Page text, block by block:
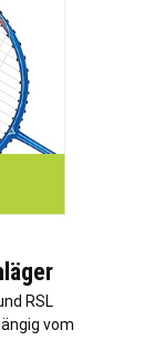
RSL
vom